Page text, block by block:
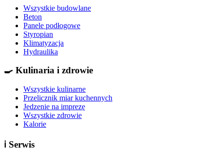
Wszystkie budowlane
Beton
Panele podłogowe
Styropian
Klimatyzacja
Hydraulika
🍳 Kulinaria i zdrowie
Wszystkie kulinarne
Przelicznik miar kuchennych
Jedzenie na imprezę
Wszystkie zdrowie
Kalorie
ℹ️ Serwis